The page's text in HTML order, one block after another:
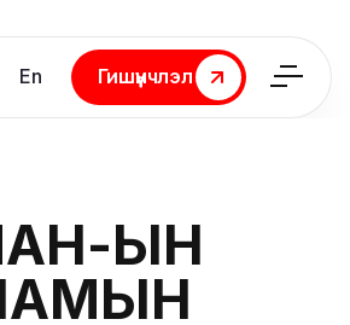
En
Гишүүнчлэл
Гишүүнчлэл
ЫН